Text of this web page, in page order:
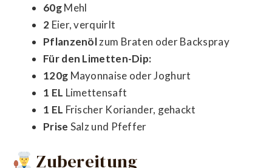
60gMehl
2 Eier, verquirlt
Pflanzenölzum Braten oder Backspray
Für den Limetten-Dip:
120g Mayonnaise oder Joghurt
1 EL Limettensaft
1 EL Frischer Koriander, gehackt
Prise Salz und Pfeffer
Zubereitung